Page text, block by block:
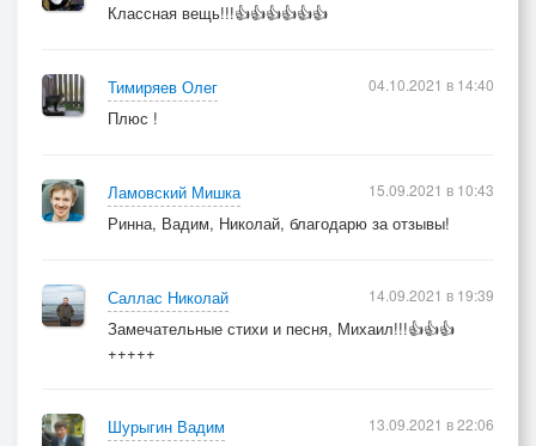
Классная вещь!!!👍👍👍👍👍👍
Тимиряев Олег
Плюс !
04.10.2021 в 14:40
Ламовский Мишка
Ринна, Вадим, Николай, благодарю за отзывы!
15.09.2021 в 10:43
Саллас Николай
Замечательные стихи и песня, Михаил!!!👍👍👍
+++++
14.09.2021 в 19:39
Шурыгин Вадим
13.09.2021 в 22:06